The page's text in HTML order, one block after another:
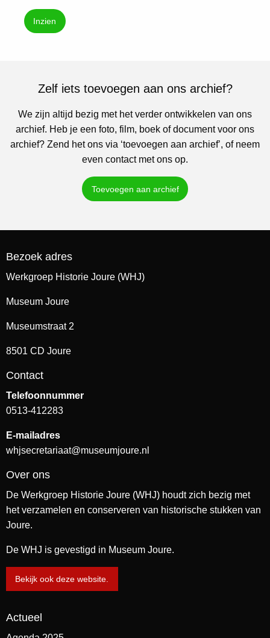
Inzien
Zelf iets toevoegen aan ons archief?
We zijn altijd bezig met het verder ontwikkelen van ons
archief. Heb je een foto, film, boek of document voor ons
archief? Zend het ons via ‘toevoegen aan archief’, of neem
even contact met ons op.
Toevoegen aan archief
Bezoek adres
Werkgroep Historie Joure (WHJ)
Museum Joure
Museumstraat 2
8501 CD Joure
Contact
Telefoonnummer
0513-412283
E-mailadres
whjsecretariaat@museumjoure.nl
Over ons
De Werkgroep Historie Joure (WHJ) houdt zich bezig met
het verzamelen en conserveren van historische stukken van
Joure.
De WHJ is gevestigd in Museum Joure.
Bekijk ook deze website.
Actueel